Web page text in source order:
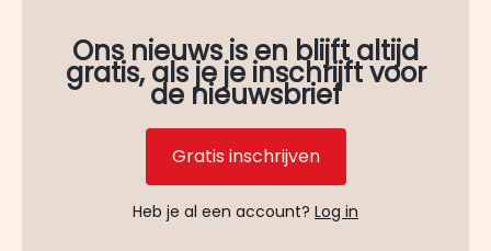
Ons nieuws is en blijft altijd
gratis, als je je inschrijft voor
de nieuwsbrief
Gratis inschrijven
Heb je al een account? Log in